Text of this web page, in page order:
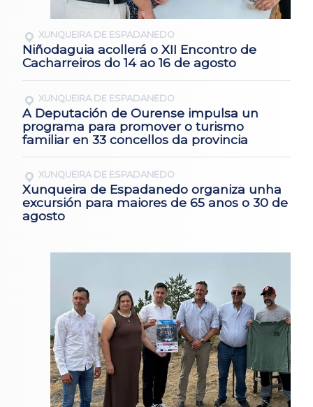
XUNQUEIRA DE ESPADANEDO
Niñodaguia acollerá o XII Encontro de
Cacharreiros do 14 ao 16 de agosto
XUNQUEIRA DE ESPADANEDO
A Deputación de Ourense impulsa un
programa para promover o turismo
familiar en 33 concellos da provincia
XUNQUEIRA DE ESPADANEDO
Xunqueira de Espadanedo organiza unha
excursión para maiores de 65 anos o 30 de
agosto